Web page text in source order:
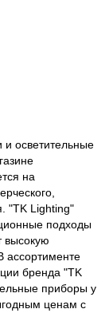
и осветительные
на
"TK Lighting"
подходы
высокую
ассортименте
бренда "TK
приборы у
ценам с